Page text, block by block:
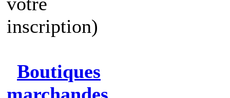
inscription)
Boutiques